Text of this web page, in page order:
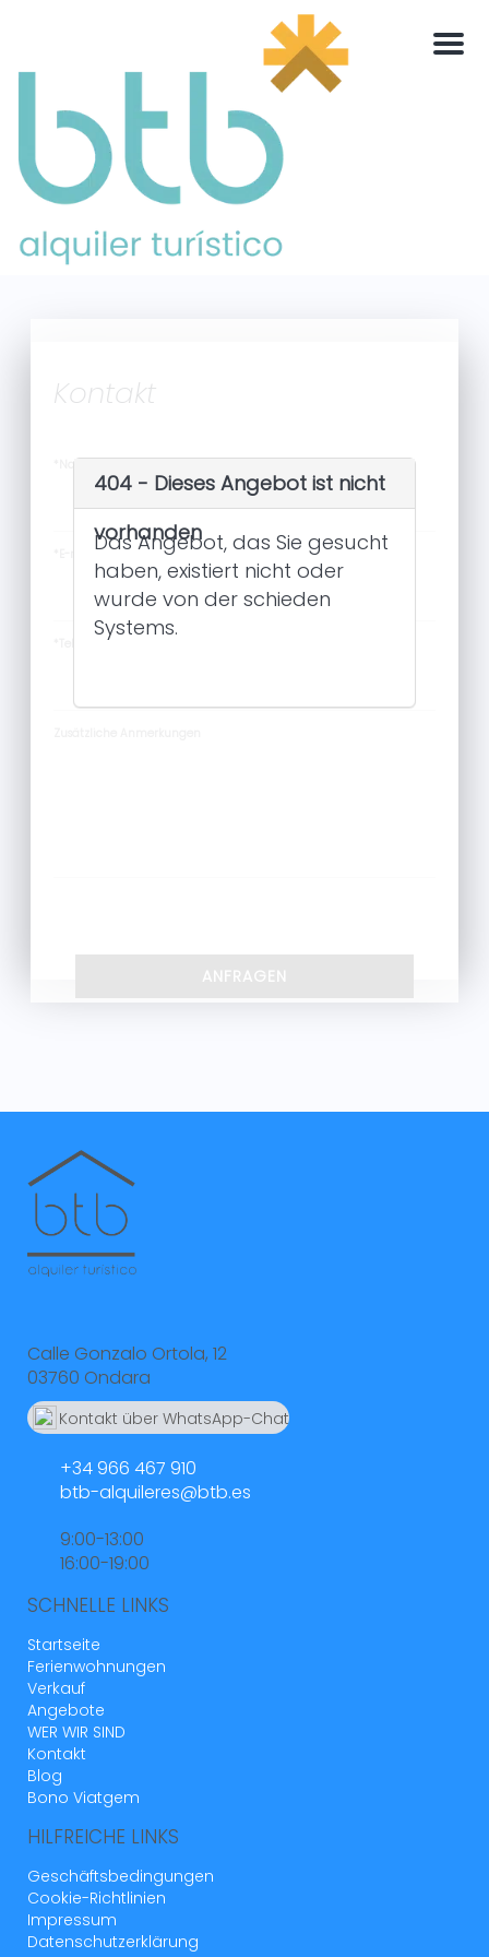
Menu
404 - Dieses Angebot ist nicht
vorhanden
Das Angebot, das Sie gesucht
haben, existiert nicht oder
wurde von der schieden
Systems.
Kontakt
*Name:
*E-mail:
Calle Gonzalo Ortola, 12
03760 Ondara
Kontakt über WhatsApp-Chat
+34 966 467 910
btb-alquileres@btb.es
9:00-13:00
16:00-19:00
SCHNELLE LINKS
Startseite
Ferienwohnungen
Verkauf
Angebote
WER WIR SIND
Kontakt
Blog
Bono Viatgem
HILFREICHE LINKS
Geschäftsbedingungen
Cookie-Richtlinien
Impressum
Datenschutzerklärung